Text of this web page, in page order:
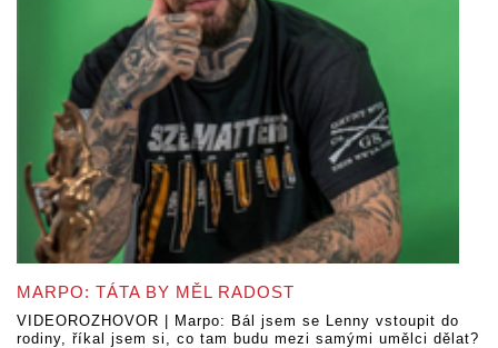
MARPO: TÁTA BY MĚL RADOST
VIDEOROZHOVOR | Marpo: Bál jsem se Lenny vstoupit do
rodiny, říkal jsem si, co tam budu mezi samými umělci dělat?